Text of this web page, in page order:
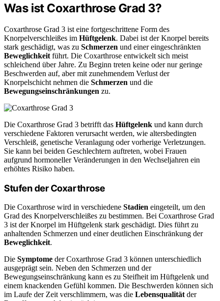
Was ist Coxarthrose Grad 3?
Coxarthrose Grad 3 ist eine fortgeschrittene Form des
Knorpelverschleißes im Hüftgelenk. Dabei ist der Knorpel bereits
stark geschädigt, was zu Schmerzen und einer eingeschränkten
Beweglichkeit führt. Die Coxarthrose entwickelt sich meist
schleichend über Jahre. Zu Beginn treten keine oder nur geringe
Beschwerden auf, aber mit zunehmendem Verlust der
Knorpelschicht nehmen die Schmerzen und die
Bewegungseinschränkungen zu.
Die Coxarthrose Grad 3 betrifft das Hüftgelenk und kann durch
verschiedene Faktoren verursacht werden, wie altersbedingten
Verschleiß, genetische Veranlagung oder vorherige Verletzungen.
Sie kann bei beiden Geschlechtern auftreten, wobei Frauen
aufgrund hormoneller Veränderungen in den Wechseljahren ein
erhöhtes Risiko haben.
Stufen der Coxarthrose
Die Coxarthrose wird in verschiedene Stadien eingeteilt, um den
Grad des Knorpelverschleißes zu bestimmen. Bei Coxarthrose Grad
3 ist der Knorpel im Hüftgelenk stark geschädigt. Dies führt zu
anhaltenden Schmerzen und einer deutlichen Einschränkung der
Beweglichkeit.
Die Symptome der Coxarthrose Grad 3 können unterschiedlich
ausgeprägt sein. Neben den Schmerzen und der
Bewegungseinschränkung kann es zu Steifheit im Hüftgelenk und
einem knackenden Gefühl kommen. Die Beschwerden können sich
im Laufe der Zeit verschlimmern, was die Lebensqualität der